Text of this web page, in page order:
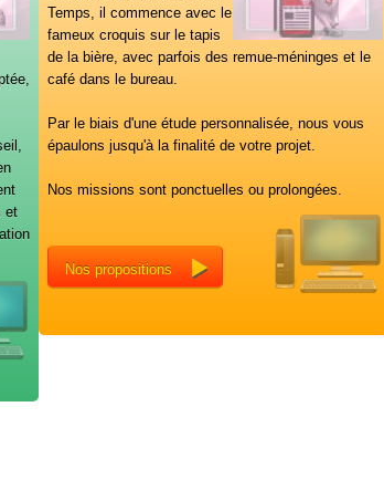
et
Temps, il commence avec le
fameux croquis sur le tapis
de la bière, avec parfois des remue-méninges et le
café dans le bureau.
Par le biais d'une étude personnalisée, nous vous
épaulons jusqu'à la finalité de votre projet.
Nos missions sont ponctuelles ou prolongées.
Nos propositions